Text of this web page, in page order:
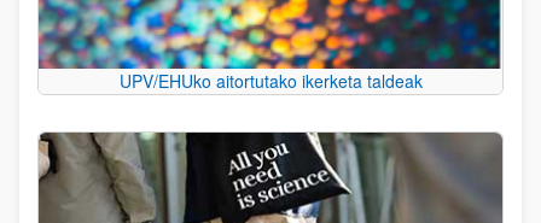
UPV/EHUko aitortutako ikerketa taldeak